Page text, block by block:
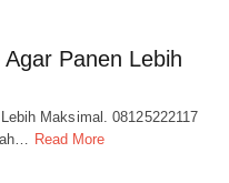
Panen Lebih
Maksimal. 08125222117
Read More